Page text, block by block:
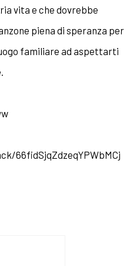
vita e che dovrebbe
piena di speranza per
familiare ad aspettarti
66fidSjqZdzeqYPWbMCj